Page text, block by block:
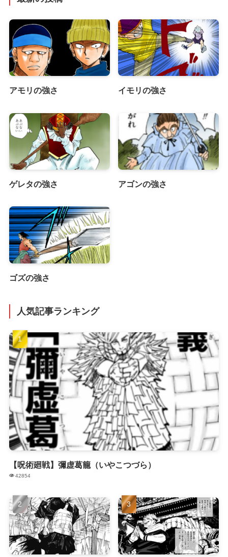
アモリの強さ イモリの強さ
ゲレタの強さ アゴンの強さ
ゴズの強さ
人気記事ランキング
【呪術廻戦】彌虚葛籠（いやこつづら）
42854